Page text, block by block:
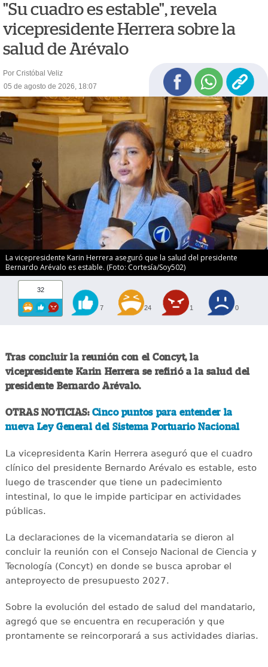
"Su cuadro es estable", revela
vicepresidente Herrera sobre la
salud de Arévalo
Por Cristóbal Veliz
05 de agosto de 2026, 18:07
La vicepresidente Karin Herrera aseguró que la salud del presidente
Bernardo Arévalo es estable. (Foto: Cortesía/Soy502)
32
7 24 1 0
Tras concluir la reunión con el Concyt, la
vicepresidente Karin Herrera se refirió a la salud del
presidente Bernardo Arévalo.
OTRAS NOTICIAS: Cinco puntos para entender la
nueva Ley General del Sistema Portuario Nacional
La vicepresidenta Karin Herrera aseguró que el cuadro
clínico del presidente Bernardo Arévalo es estable, esto
luego de trascender que tiene un padecimiento
intestinal, lo que le impide participar en actividades
públicas.
La declaraciones de la vicemandataria se dieron al
concluir la reunión con el Consejo Nacional de Ciencia y
Tecnología (Concyt) en donde se busca aprobar el
anteproyecto de presupuesto 2027.
Sobre la evolución del estado de salud del mandatario,
agregó que se encuentra en recuperación y que
prontamente se reincorporará a sus actividades diarias.